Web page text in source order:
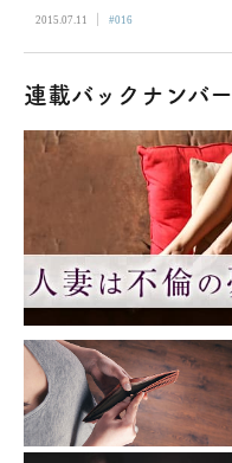
2015.07.11 | #016
連載バックナンバー